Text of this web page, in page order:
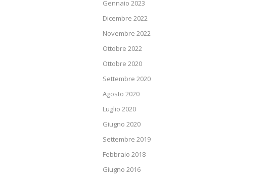
Gennaio 2023
Dicembre 2022
Novembre 2022
Ottobre 2022
Ottobre 2020
Settembre 2020
Agosto 2020
Luglio 2020
Giugno 2020
Settembre 2019
Febbraio 2018
Giugno 2016